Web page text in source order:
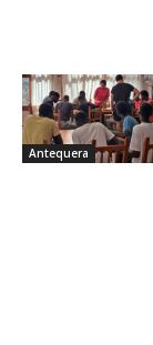
Antequera